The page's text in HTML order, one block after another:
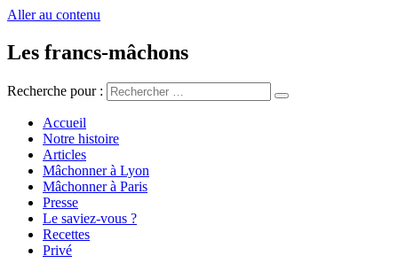
Aller au contenu
Les francs-mâchons
Recherche pour :
Accueil
Notre histoire
Articles
Mâchonner à Lyon
Mâchonner à Paris
Presse
Le saviez-vous ?
Recettes
Privé